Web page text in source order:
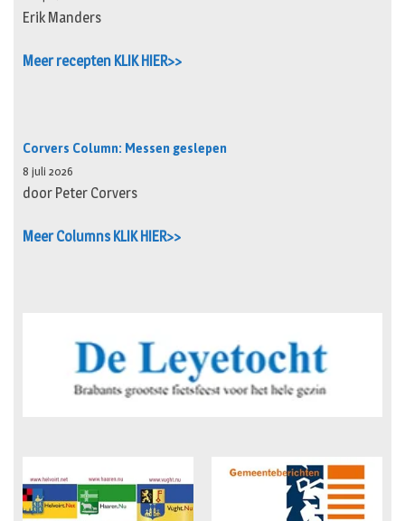
Erik Manders
Meer recepten KLIK HIER>>
Corvers Column: Messen geslepen
8 juli 2026
door Peter Corvers
Meer Columns KLIK HIER>>